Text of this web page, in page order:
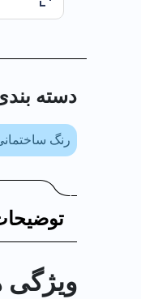
دسته
رنگ
ویژگی